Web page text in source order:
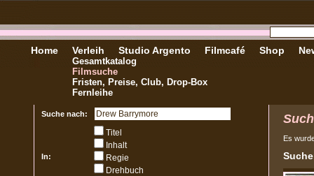
Home Verleih
Gesamtkatalog
Filmsuche
Fristen, Preise, Club, Drop-Box
Fernleihe
Studio Argento Filmcafé Shop
Suche nach:
In:
Titel
Inhalt
Regie
Drehbuch
Es